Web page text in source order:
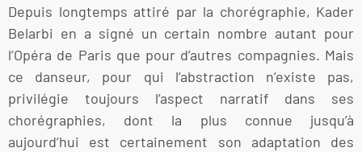
Depuis longtemps attiré par la chorégraphie, Kader
Belarbi en a signé un certain nombre autant pour
l’Opéra de Paris que pour d’autres compagnies. Mais
ce danseur, pour qui l’abstraction n’existe pas,
privilégie toujours l’aspect narratif dans ses
chorégraphies, dont la plus connue jusqu’à
aujourd’hui est certainement son adaptation des